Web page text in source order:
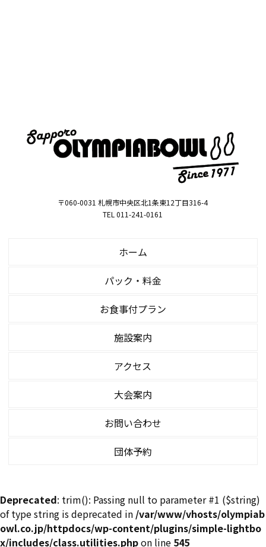
〒060-0031 札幌市中央区北1条東12丁目316-4
TEL 011-241-0161
ホーム
パック・料金
お食事付プラン
施設案内
アクセス
大会案内
お問い合わせ
団体予約
Deprecated: trim(): Passing null to parameter #1 ($string)
of type string is deprecated in /var/www/vhosts/olympiab
owl.co.jp/httpdocs/wp-content/plugins/simple-lightbo
x/includes/class.utilities.phpon line 545